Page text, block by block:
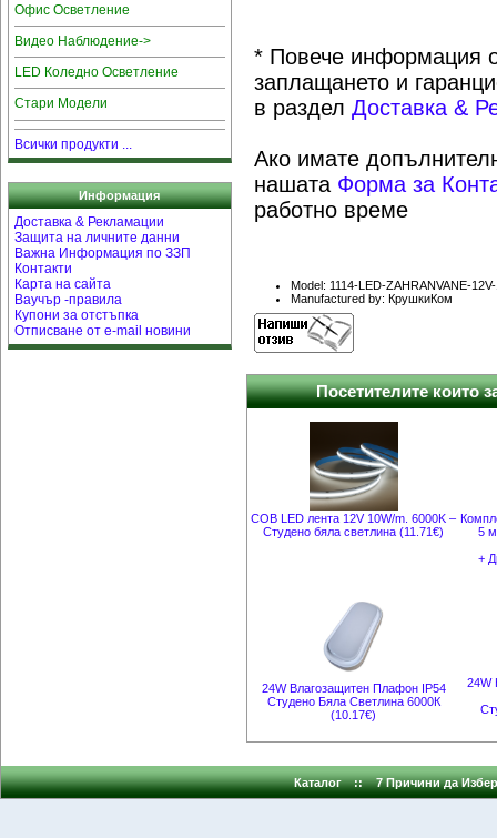
Офис Осветление
Видео Наблюдение->
LED Коледно Осветление
Стари Модели
Всички продукти ...
Информация
Доставка & Рекламации
Защита на личните данни
Важна Информация по ЗЗП
Контакти
Карта на сайта
Ваучър -правила
Купони за отстъпка
Отписване от e-mail новини
* Повече информация
заплащането и
в раздел Доставка &
Ако имате
нашата Форма за
работно време
Model: 1114-LED-ZAHRANVANE-
Manufactured by: КрушкиКом
Посетителите които
COB LED лента 12V 10W/m. 6000K –
Студено бяла светлина (11.71€)
5
+
24W Влагозащитен Плафон IP54
Студено Бяла Светлина 6000К
(10.17€)
24W
Каталог :: 7 Причини да